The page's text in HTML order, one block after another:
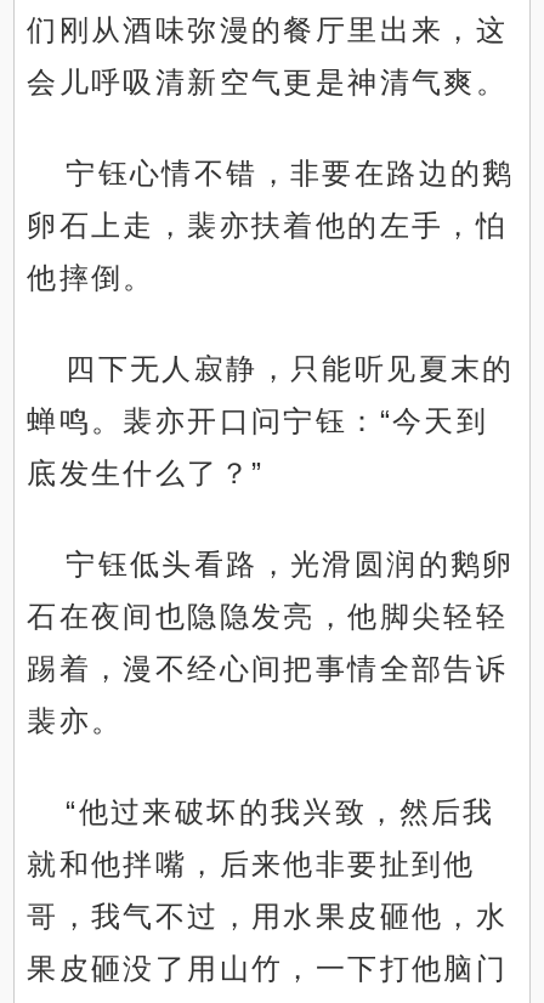
们刚从酒味弥漫的餐厅里出来，这
会儿呼吸清新空气更是神清气爽。
宁钰心情不错，非要在路边的鹅
卵石上走，裴亦扶着他的左手，怕
他摔倒。
四下无人寂静，只能听见夏末的
蝉鸣。裴亦开口问宁钰：“今天到
底发生什么了？”
宁钰低头看路，光滑圆润的鹅卵
石在夜间也隐隐发亮，他脚尖轻轻
踢着，漫不经心间把事情全部告诉
裴亦。
“他过来破坏的我兴致，然后我
就和他拌嘴，后来他非要扯到他
哥，我气不过，用水果皮砸他，水
果皮砸没了用山竹，一下打他脑门